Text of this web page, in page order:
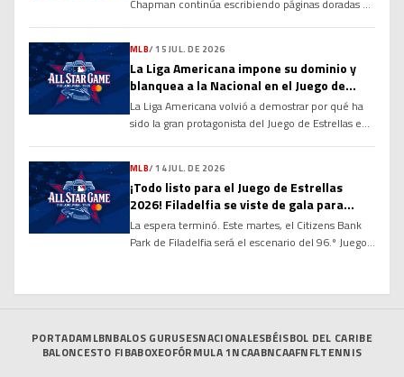
Chapman continúa escribiendo páginas doradas en
méritos suficientes para ingresar al Salón de la
Fama de Cooperstown? Sus números, su
longevidad y el dominio que ha ejercido durante
más de […]
MLB/ 15 JUL. DE 2026
La Liga Americana impone su dominio y
blanquea a la Nacional en el Juego de
Estrellas 2026
La Liga Americana volvió a demostrar por qué ha
sido la gran protagonista del Juego de Estrellas en
lanzadores prácticamente imbatible, el Joven
Circuito derrotó por marcador de 4-0 a la Liga
Nacional en la edición 96 del Clásico de […]
MLB/ 14 JUL. DE 2026
¡Todo listo para el Juego de Estrellas
2026! Filadelfia se viste de gala para
recibir a las mayores figuras de la MLB
La espera terminó. Este martes, el Citizens Bank
Park de Filadelfia será el escenario del 96.º Juego
en el tradicional duelo entre la Liga Americana y la
PORTADAMLBNBALOS GURUSESNACIONALESBÉISBOL DEL CARIBE
BALONCESTO FIBABOXEOFÓRMULA 1NCAABNCAAFNFLTENNIS